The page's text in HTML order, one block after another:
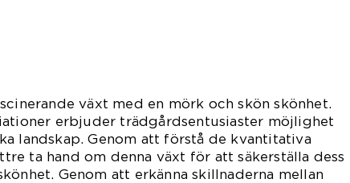
växt med en mörk och skön skönhet.
erbjuder trädgårdsentusiaster möjlighet
landskap. Genom att förstå de kvantitativa
ta hand om denna växt för att säkerställa dess
Genom att erkänna skillnaderna mellan